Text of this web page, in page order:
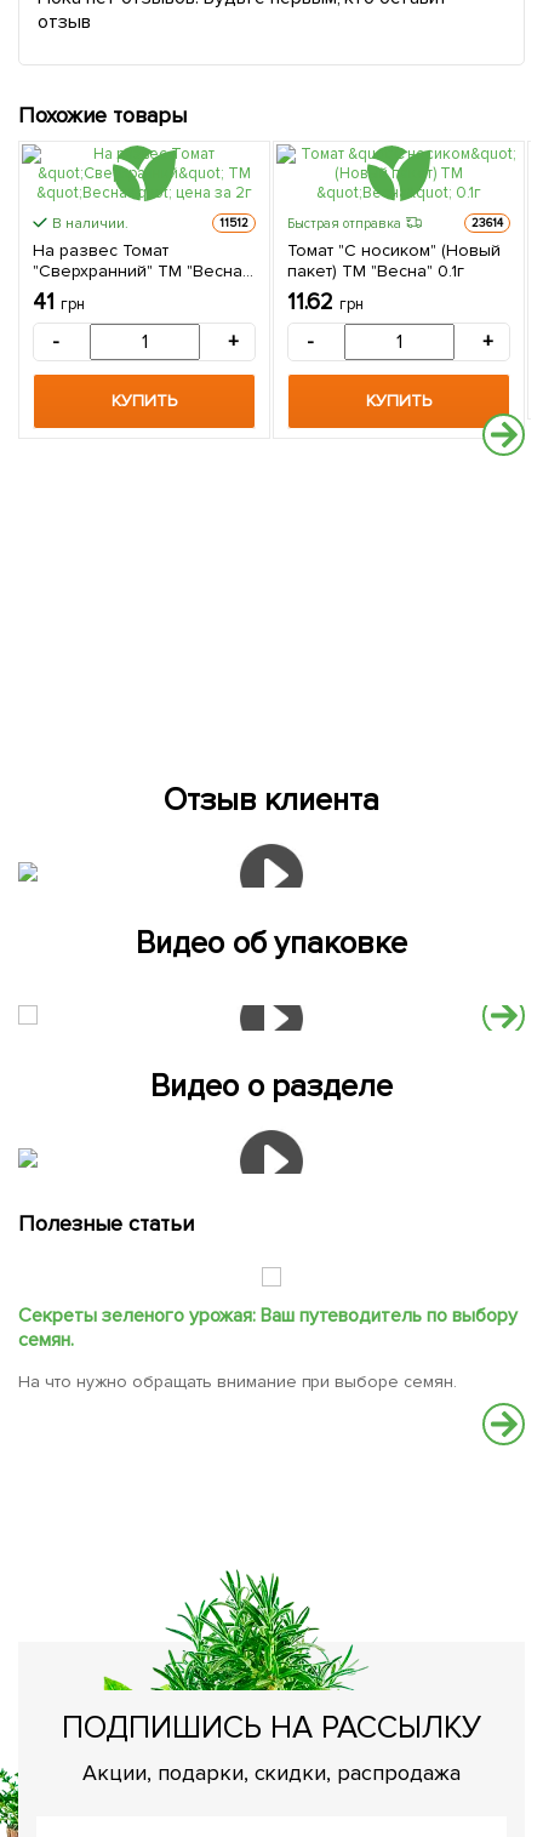
отзыв
Похожие товары
В наличии. 11512
На развес Томат
"Сверхранний" ТМ "Весна"
цена за 2г
41 грн
- +
КУПИТЬ
Быстрая отправка 23614
Томат "С носиком" (Новый
пакет) ТМ "Весна" 0.1г
11.62 грн
- +
КУПИТЬ
Отзыв клиента
Видео об упаковке
Видео о разделе
Полезные статьи
Секреты зеленого урожая: Ваш путеводитель по выбору
семян.
На что нужно обращать внимание при выборе семян.
ПОДПИШИСЬ НА РАССЫЛКУ
Акции, подарки, скидки, распродажа